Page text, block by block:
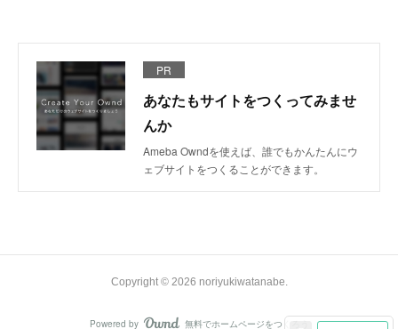
PR
あなたもサイトをつくってみませ
んか
Ameba Owndを使えば、誰でもかんたんにウ
ェブサイトをつくることができます。
Copyright © 2026 noriyukiwatanabe.
Powered by 無料でホームページをつくろう